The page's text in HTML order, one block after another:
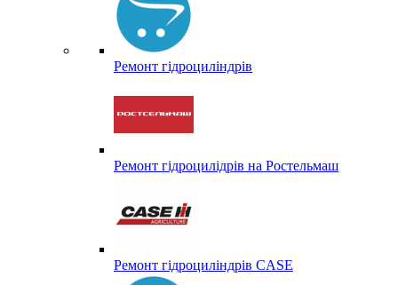
Ремонт гідроциліндрів
Ремонт гідроцилідрів на Ростельмаш
Ремонт гідроциліндрів CASE